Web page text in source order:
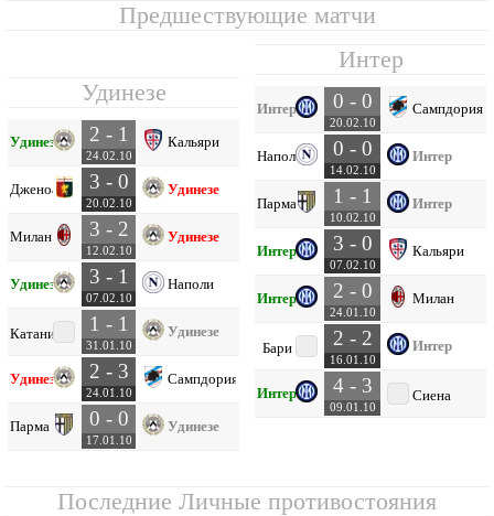
Предшествующие матчи
Удинезе
Удинезе 2 - 1
24.02.10
Кальяри
Дженоа 3 - 0
20.02.10
Удинезе
Милан 3 - 2
12.02.10
Удинезе
Удинезе 3 - 1
07.02.10
Наполи
Катания 1 - 1
31.01.10
Удинезе
Удинезе 2 - 3
24.01.10
Сампдория
Парма 0 - 0
17.01.10
Удинезе
Интер
Интер 0 - 0
20.02.10
Сампдория
Наполи 0 - 0
14.02.10
Интер
Парма 1 - 1
10.02.10
Интер
Интер 3 - 0
07.02.10
Кальяри
Интер 2 - 0
24.01.10
Милан
Бари 2 - 2
16.01.10
Интер
Интер 4 - 3
09.01.10
Сиена
Последние Личные противостояния